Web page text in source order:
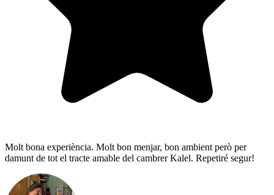
Molt bona experiència. Molt bon menjar, bon ambient però per
damunt de tot el tracte amable del cambrer Kalel. Repetiré segur!